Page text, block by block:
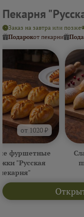
Пекарня
Заказ на завтра или позже
Подарокот пекарни
от 1020 ₽
фуршетные
"Русская